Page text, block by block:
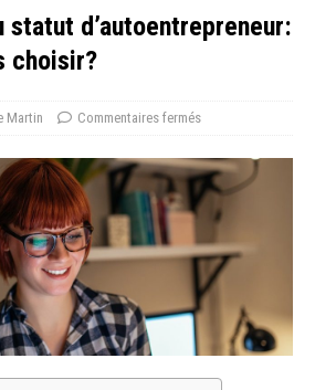
d’autoentrepreneur:
choisir?
Martin Commentaires fermés